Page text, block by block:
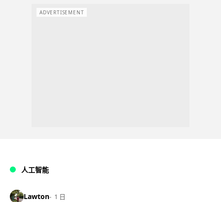
ADVERTISEMENT
人工智能
Lawton 1 日